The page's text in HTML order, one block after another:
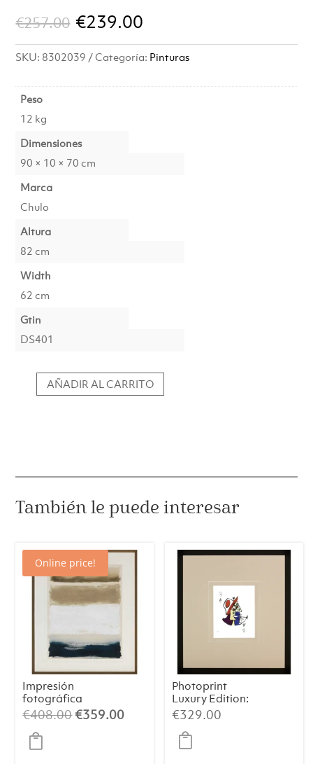
€257.00 El
precio
original
€239.00
precio
SKU: 8302039 Categoría: Pinturas
Peso
12 kg
Dimensiones
90 × 10 × 70 cm
Marca
Chulo
Altura
82 cm
Width
62 cm
Gtin
DS401
Fotoprint
AÑADIR AL CARRITO
También le puede interesar
Online price!
Impresión
fotográfica
Lustrous
€408.00El
€359.00El
Photoprint
Luxury Edition:
Picasso’s Women
€329.00